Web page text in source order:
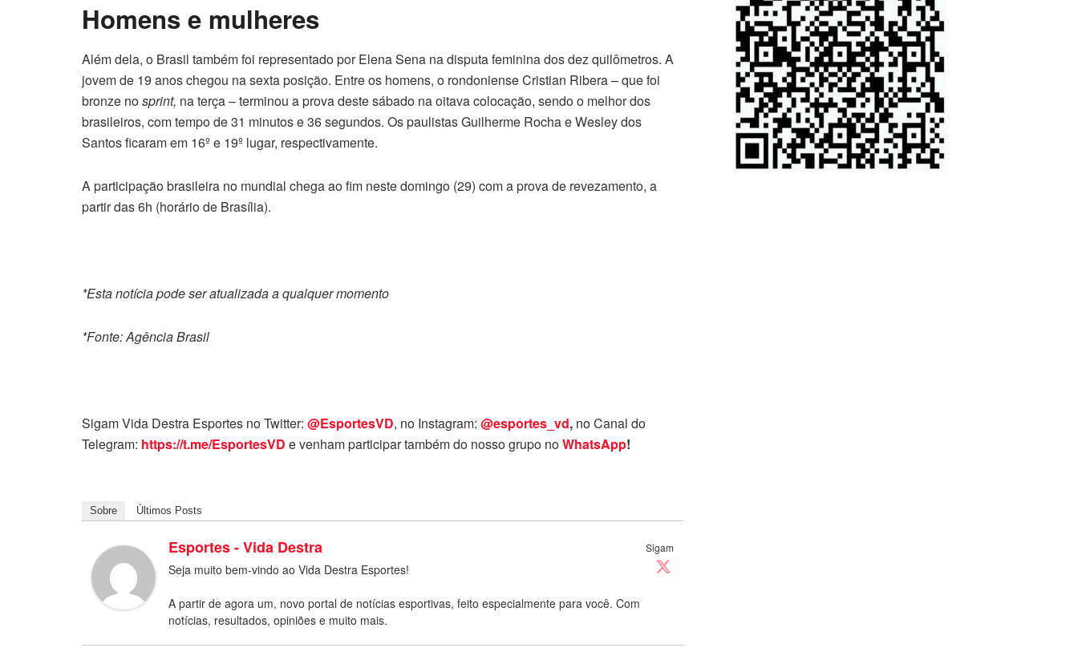
Homens e mulheres
Além dela, o Brasil também foi representado por Elena Sena na disputa feminina dos dez quilômetros. A
jovem de 19 anos chegou na sexta posição. Entre os homens, o rondoniense Cristian Ribera – que foi
bronze nosprint, na terça – terminou a prova deste sábado na oitava colocação, sendo o melhor dos
brasileiros, com tempo de 31 minutos e 36 segundos. Os paulistas Guilherme Rocha e Wesley dos
Santos ficaram em 16º e 19º lugar, respectivamente.
A participação brasileira no mundial chega ao fim neste domingo (29) com a prova de revezamento, a
partir das 6h (horário de Brasília).
*Esta notícia pode ser atualizada a qualquer momento
*Fonte: Agência Brasil
Sigam Vida Destra Esportes no Twitter: @EsportesVD, no Instagram: @esportes_vd, no Canal do
Telegram: https://t.me/EsportesVD e venham participar também do nosso grupo noWhatsApp!
Sobre Últimos Posts
Sigam
Esportes - Vida Destra
Seja muito bem-vindo ao Vida Destra Esportes!
A partir de agora um, novo portal de notícias esportivas, feito especialmente para você. Com
notícias, resultados, opiniões e muito mais.